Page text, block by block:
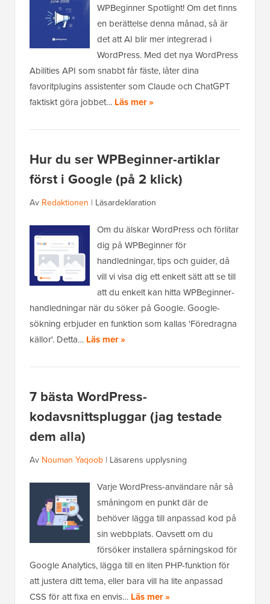
WPBeginner Spotlight! Om det finns
en berättelse denna månad, så är
det att AI blir mer integrerad i
WordPress. Med det nya WordPress
Abilities API som snabbt får fäste, låter dina
favoritplugins assistenter som Claude och ChatGPT
faktiskt göra jobbet… Läs mer »
Hur du ser WPBeginner-artiklar
först i Google (på 2 klick)
Av Redaktionen | Läsardeklaration
Om du älskar WordPress och förlitar
dig på WPBeginner för
handledningar, tips och guider, då
vill vi visa dig ett enkelt sätt att se till
att du enkelt kan hitta WPBeginner-
handledningar när du söker på Google. Google-
sökning erbjuder en funktion som kallas 'Föredragna
källor'. Detta… Läs mer »
7 bästa WordPress-
kodavsnittspluggar (jag testade
dem alla)
Av Nouman Yaqoob | Läsarens upplysning
Varje WordPress-användare når så
småningom en punkt där de
behöver lägga till anpassad kod på
sin webbplats. Oavsett om du
försöker installera spårningskod för
Google Analytics, lägga till en liten PHP-funktion för
att justera ditt tema, eller bara vill ha lite anpassad
CSS för att fixa en envis… Läs mer »